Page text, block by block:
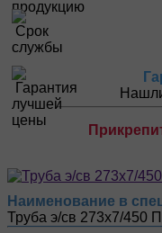
Наименование в
Труба э/св 273х7/450